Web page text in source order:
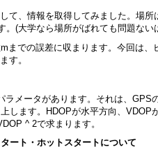
て、情報を取得してみました。場所
。(大学なら場所がばれても問題ない
までの誤差に収まります。今回は、
す。
ラメータがあります。それは、GPS
します。HDOPが水平方向、VDOP
^ 2で求まります。
ート・ホットスタートについて